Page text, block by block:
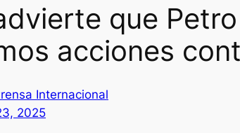
que
acciones
Internacional
2025